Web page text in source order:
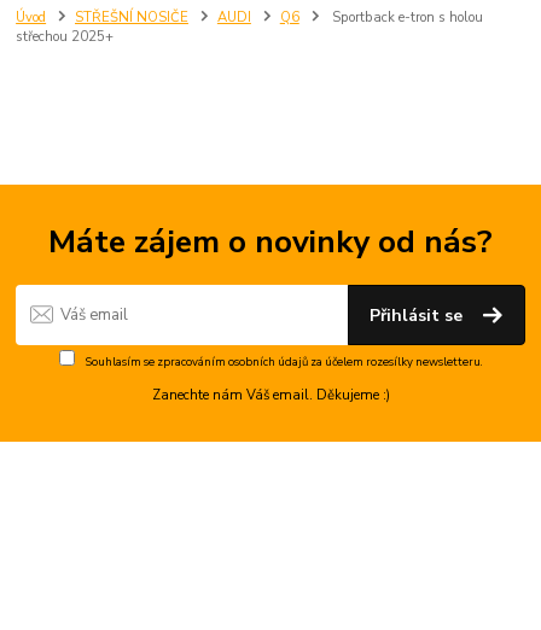
Úvod STŘEŠNÍ NOSIČE AUDI Q6
Sportback e-tron s holou
střechou 2025+
Máte zájem o novinky od nás?
Přihlásit se
Souhlasím se zpracováním osobních údajůza účelem rozesílky newsletteru.
Zanechte nám Váš email. Děkujeme :)